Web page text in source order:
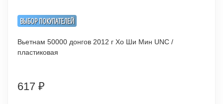
ВЫБОР ПОКУПАТЕЛЕЙ
Вьетнам 50000 донгов 2012 г Хо Ши Мин UNC /
пластиковая
617 ₽